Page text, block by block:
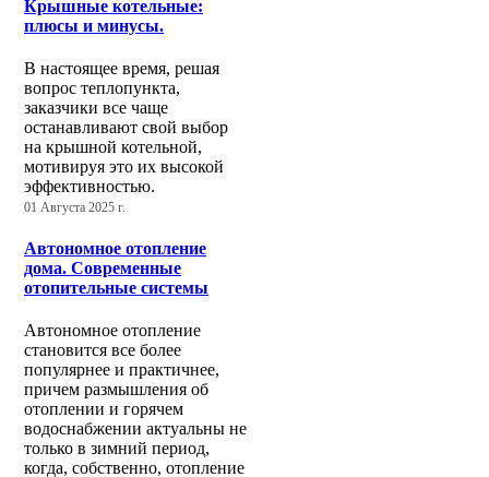
Крышные котельные:
плюсы и минусы.
В настоящее время, решая
вопрос теплопункта,
заказчики все чаще
останавливают свой выбор
на крышной котельной,
мотивируя это их высокой
эффективностью.
01 Августа 2025 г.
Автономное отопление
дома. Современные
отопительные системы
Автономное отопление
становится все более
популярнее и практичнее,
причем размышления об
отоплении и горячем
водоснабжении актуальны не
только в зимний период,
когда, собственно, отопление